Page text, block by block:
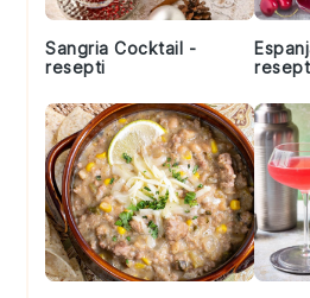
Sangria Cocktail -
resepti